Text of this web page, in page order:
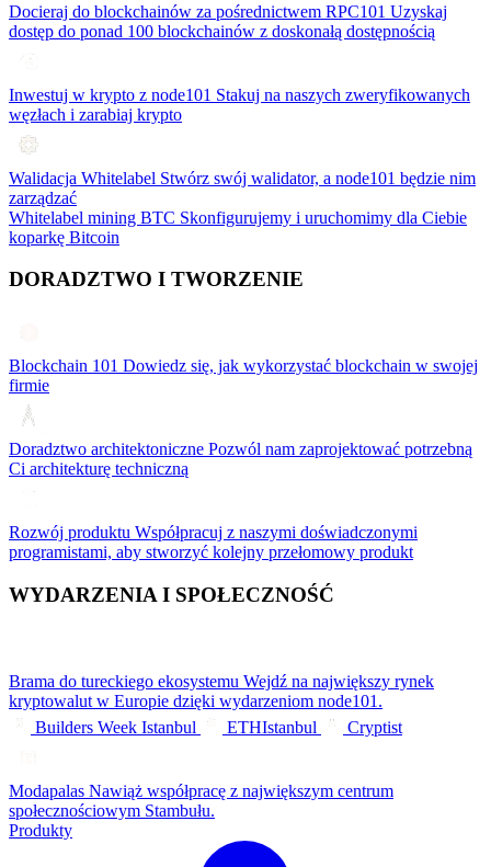
Docieraj do blockchainów za pośrednictwem RPC101 Uzyskaj
dostęp do ponad 100 blockchainów z doskonałą dostępnością
Inwestuj w krypto z node101 Stakuj na naszych zweryfikowanych
węzłach i zarabiaj krypto
Walidacja Whitelabel Stwórz swój walidator, a node101 będzie nim
zarządzać
Whitelabel mining BTC Skonfigurujemy i uruchomimy dla Ciebie
koparkę Bitcoin
DORADZTWO I TWORZENIE
Blockchain 101 Dowiedz się, jak wykorzystać blockchain w swojej
firmie
Doradztwo architektoniczne Pozwól nam zaprojektować potrzebną
Ci architekturę techniczną
Rozwój produktu Współpracuj z naszymi doświadczonymi
programistami, aby stworzyć kolejny przełomowy produkt
WYDARZENIA I SPOŁECZNOŚĆ
Brama do tureckiego ekosystemu Wejdź na największy rynek
kryptowalut w Europie dzięki wydarzeniom node101.
Builders Week Istanbul
ETHIstanbul Cryptist
Modapalas Nawiąż współpracę z największym centrum
społecznościowym Stambułu.
Produkty